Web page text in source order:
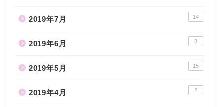
2019年7月 14
2019年6月 3
2019年5月 15
2019年4月 2